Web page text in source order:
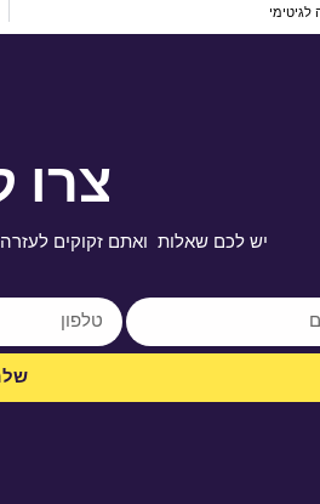
צרו
יש לכם שאלות ואתם זקוקים